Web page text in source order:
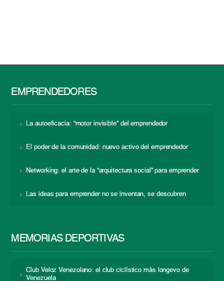
EMPRENDEDORES
La autoeficacia: “motor invisible” del emprendedor
El poder de la comunidad: nuevo activo del emprendedor
Networking: el arte de la “arquitectura social” para emprender
Las ideas para emprender no se inventan, se descubren
MEMORIAS DEPORTIVAS
Club Veloz Venezolano: el club ciclístico más longevo de
Venezuela